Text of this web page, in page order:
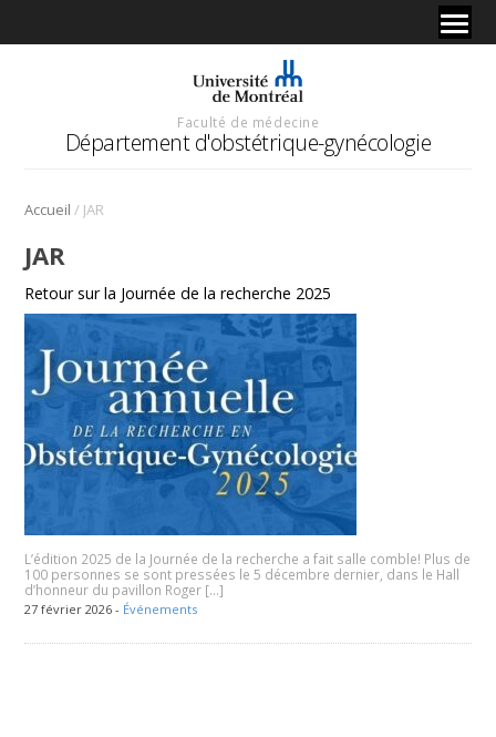
Faculté de médecine
Département d'obstétrique-gynécologie
Accueil / JAR
JAR
Retour sur la Journée de la recherche 2025
L’édition 2025 de la Journée de la recherche a fait salle comble! Plus de
100 personnes se sont pressées le 5 décembre dernier, dans le Hall
d’honneur du pavillon Roger […]
27 février 2026 - Événements